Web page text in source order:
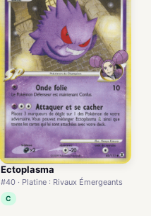
Ectoplasma
#40 · Platine : Rivaux Émergeants
C